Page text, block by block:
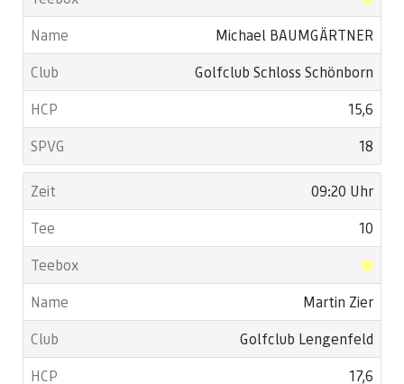
Michael BAUMGÄRTNER
Golfclub Schloss Schönborn
15,6
18
09:20 Uhr
10
Martin Zier
Golfclub Lengenfeld
17,6